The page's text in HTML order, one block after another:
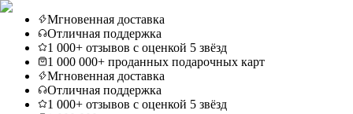
Мгновенная доставка
Отличная поддержка
1 000+ отзывов с оценкой 5 звёзд
1 000 000+ проданных подарочных карт
Мгновенная доставка
Отличная поддержка
1 000+ отзывов с оценкой 5 звёзд